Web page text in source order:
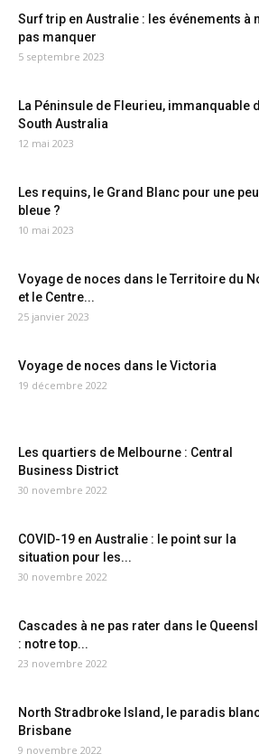
Surf trip en Australie : les événements à
pas manquer
5 septembre 2023
La Péninsule de Fleurieu, immanquable
South Australia
12 mai 2023
Les requins, le Grand Blanc pour une
bleue ?
10 mai 2023
Voyage de noces dans le Territoire du
et le Centre...
25 janvier 2023
Voyage de noces dans le Victoria
19 décembre 2022
Les quartiers de Melbourne : Central
Business District
30 novembre 2022
COVID-19 en Australie : le point sur la
situation pour les...
30 novembre 2022
Cascades à ne pas rater dans le
: notre top...
23 novembre 2022
North Stradbroke Island, le paradis
Brisbane
9 novembre 2022